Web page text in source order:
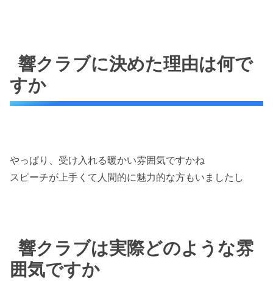
響クラブに決めた理由は何で
すか
やっぱり、受け入れる暖かい雰囲気ですかね
スピーチが上手くて人間的に魅力的な方もいましたし
響クラブは実際どのような雰
囲気ですか